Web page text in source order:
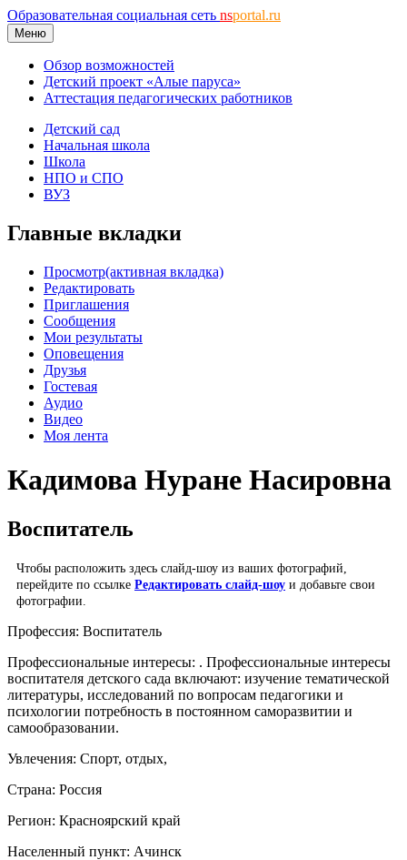
Образовательная социальная сеть nsportal.ru
Меню
Обзор возможностей
Детский проект «Алые паруса»
Аттестация педагогических работников
Детский сад
Начальная школа
Школа
НПО и СПО
ВУЗ
Главные вкладки
Просмотр(активная вкладка)
Редактировать
Приглашения
Сообщения
Мои результаты
Оповещения
Друзья
Гостевая
Аудио
Видео
Моя лента
Кадимова Нуране Насировна
Воспитатель
Чтобы расположить здесь слайд-шоу из ваших фотографий,
перейдите по ссылке Редактировать слайд-шоу и добавьте свои
фотографии.
Профессия: Воспитатель
Профессиональные интересы: . Профессиональные интересы
воспитателя детского сада включают: изучение тематической
литературы, исследований по вопросам педагогики и
психологии потребность в постоянном саморазвитии и
самообразовании.
Увлечения: Спорт, отдых,
Страна: Россия
Регион: Красноярский край
Населенный пункт: Ачинск